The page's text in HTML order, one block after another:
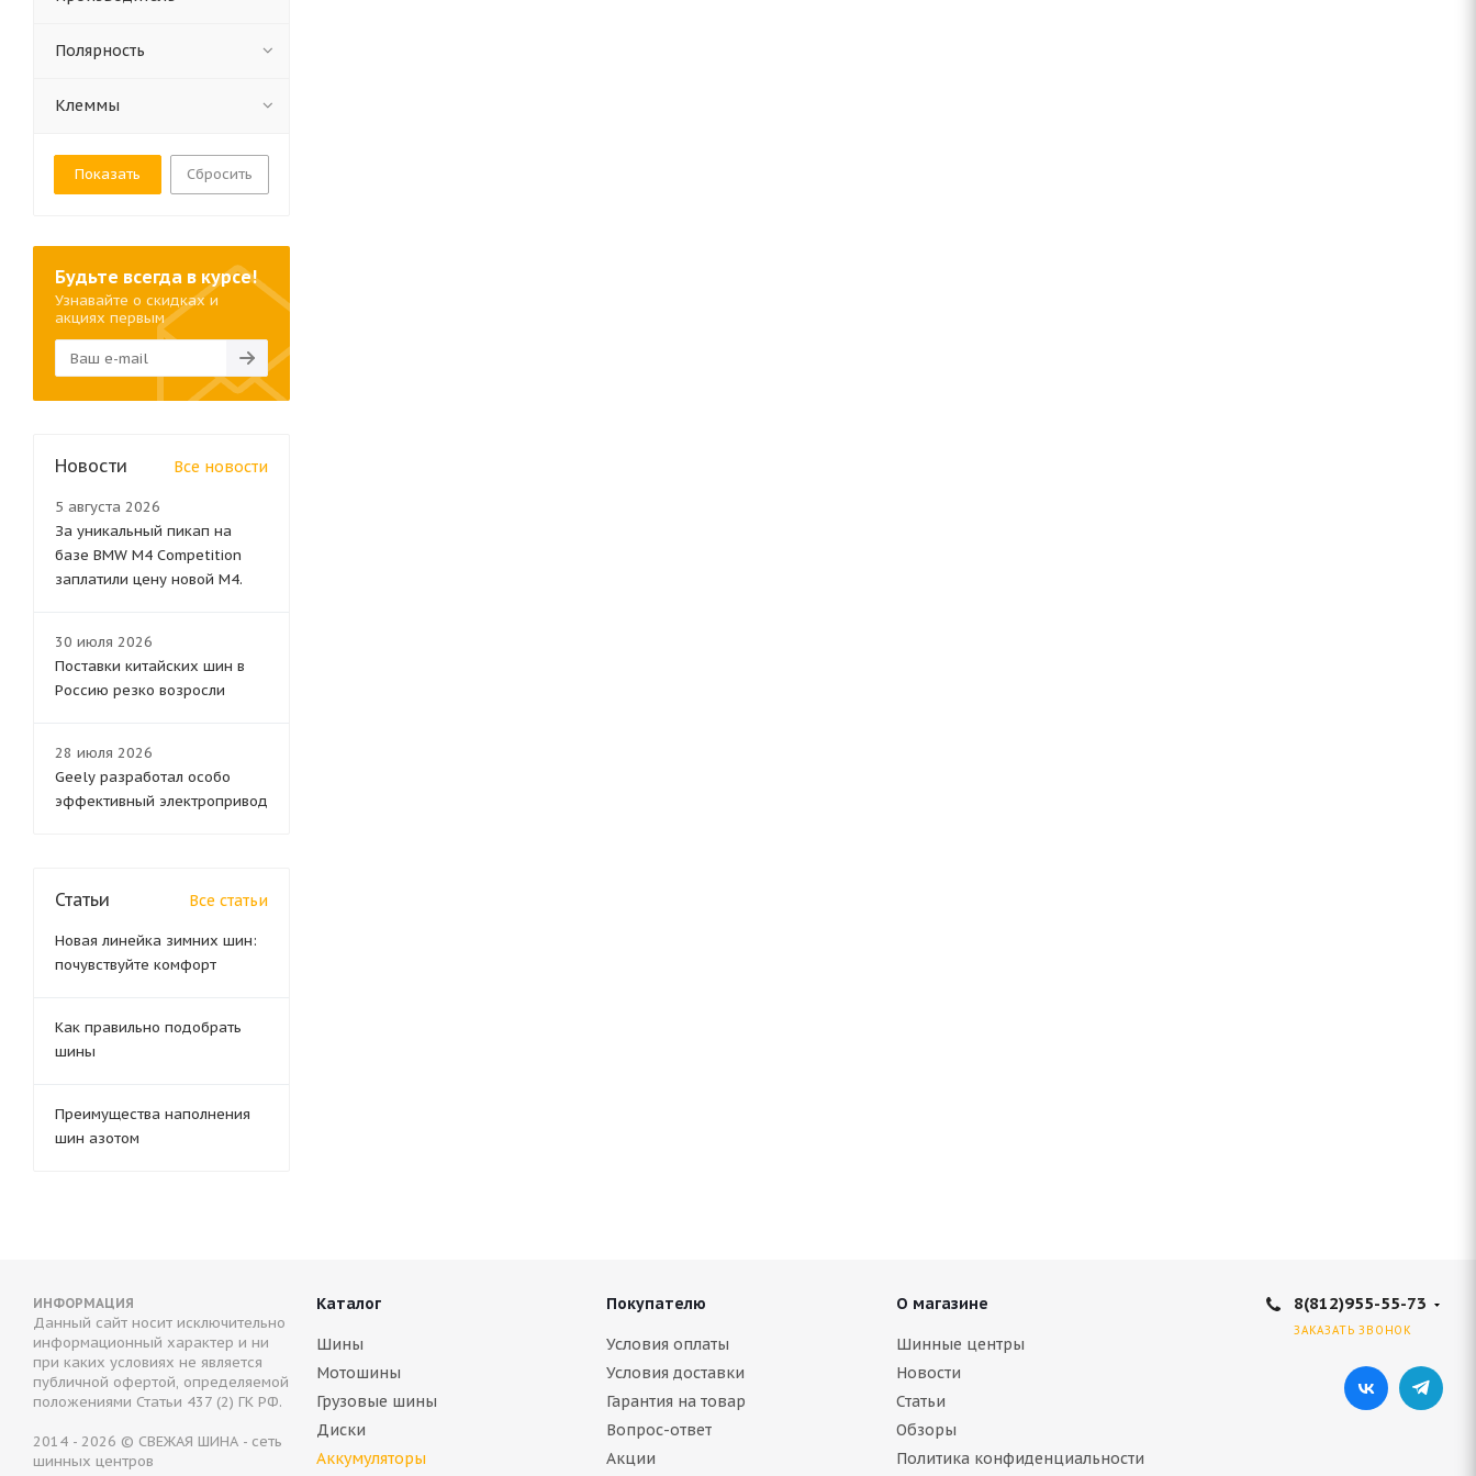
Полярность
Клеммы
Сбросить
Будьте всегда в курсе!
Узнавайте о скидках и
акциях первым
Новости Все новости
5 августа 2026
За уникальный пикап на
базе BMW M4 Competition
заплатили цену новой M4.
30 июля 2026
Поставки китайских шин в
Россию резко возросли
28 июля 2026
Geely разработал особо
эффективный электропривод
Статьи Все статьи
Новая линейка зимних шин:
почувствуйте комфорт
Как правильно подобрать
шины
Преимущества наполнения
шин азотом
ИНФОРМАЦИЯ
Данный сайт носит исключительно
информационный характер и ни
при каких условиях не является
публичной офертой, определяемой
положениями Статьи 437 (2) ГК РФ.
2014 - 2026 © СВЕЖАЯ ШИНА - сеть
шинных центров
Каталог
Шины
Мотошины
Грузовые шины
Диски
Аккумуляторы
Покупателю
Условия оплаты
Условия доставки
Гарантия на товар
Вопрос-ответ
Акции
О магазине
Шинные центры
Новости
Статьи
Обзоры
Политика конфиденциальности
8(812)955-55-73
ЗАКАЗАТЬ ЗВОНОК